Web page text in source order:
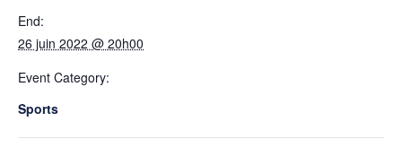
End:
26 juin 2022 @ 20h00
Event Category:
Sports